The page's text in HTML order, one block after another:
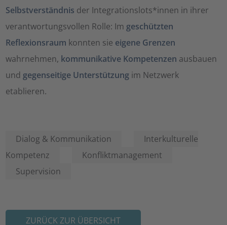
Selbstverständnis der Integrationslots*innen in ihrer
verantwortungsvollen Rolle: Im geschützten
Reflexionsraum konnten sie eigene Grenzen
wahrnehmen, kommunikative Kompetenzen ausbauen
und gegenseitige Unterstützung im Netzwerk
etablieren.
Dialog & Kommunikation
Interkulturelle
Kompetenz
Konfliktmanagement
Supervision
ZURÜCK ZUR ÜBERSICHT